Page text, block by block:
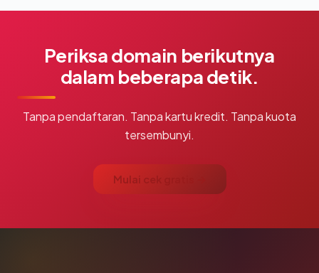
Periksa domain berikutnya
dalam beberapa detik.
Tanpa pendaftaran. Tanpa kartu kredit. Tanpa kuota
tersembunyi.
Mulai cek gratis →